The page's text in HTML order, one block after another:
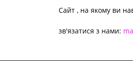
Cайт , на якому ви
зв'язатися з нами: